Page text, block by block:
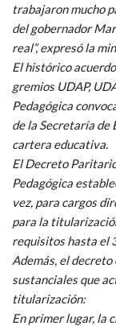
trabajaron mucho
del gobernador
real”, expresó la
El histórico
gremios UDAP,
Pedagógica
de la Secretaría de
cartera educativa.
El Decreto
Pedagógica
vez, para cargos
para la
requisitos hasta el
Además, el
sustanciales que
titularización:
En primer lugar, la